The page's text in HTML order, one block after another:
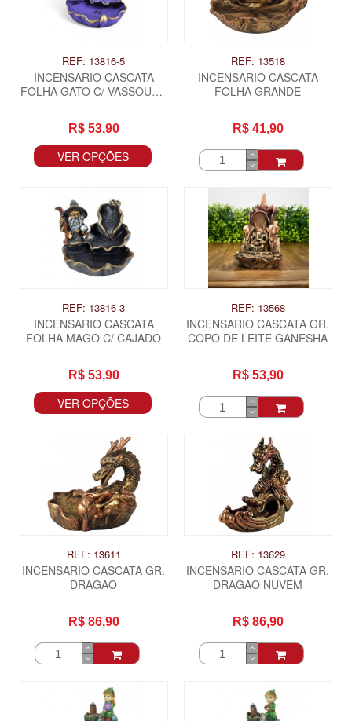
REF: 13816-5
INCENSARIO CASCATA
FOLHA GATO C/ VASSOURA
R$ 53,90
VER OPÇÕES
REF: 13518
INCENSARIO CASCATA
FOLHA GRANDE
R$ 41,90
REF: 13816-3
INCENSARIO CASCATA
FOLHA MAGO C/ CAJADO
R$ 53,90
VER OPÇÕES
REF: 13568
INCENSARIO CASCATA GR.
COPO DE LEITE GANESHA
R$ 53,90
REF: 13611
INCENSARIO CASCATA GR.
DRAGAO
R$ 86,90
REF: 13629
INCENSARIO CASCATA GR.
DRAGAO NUVEM
R$ 86,90